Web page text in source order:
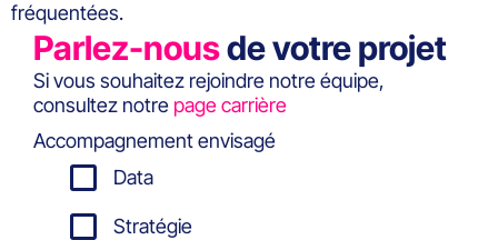
fréquentées.
Parlez-nousde votre projet
Si vous souhaitez rejoindre notre équipe,
consultez notre page carrière
Accompagnement envisagé
Data
Stratégie